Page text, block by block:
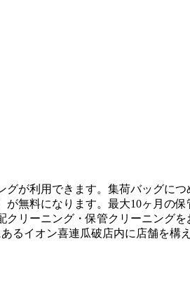
が利用できます。集荷バッグに
無料になります。最大10ヶ月の
リーニング・保管クリーニング
るイオン喜連瓜破店内に店舗を構